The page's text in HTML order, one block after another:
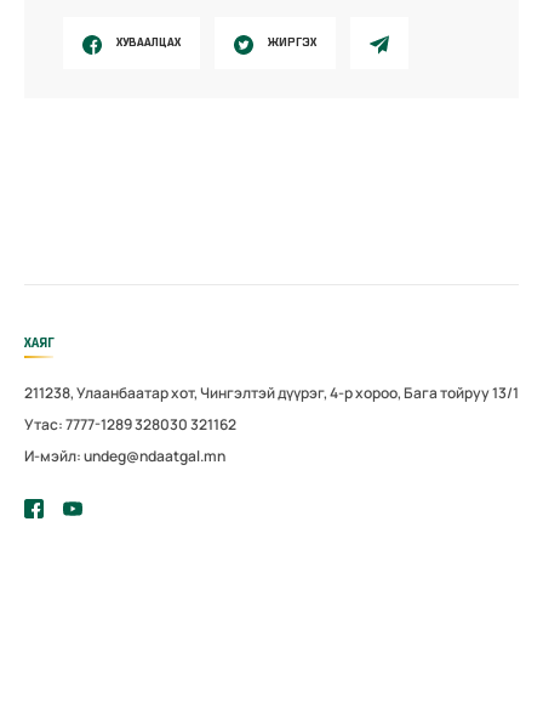
ХУВААЛЦАХ ЖИРГЭХ
ХАЯГ
211238, Улаанбаатар хот, Чингэлтэй дүүрэг, 4-р хороо, Бага тойруу 13/1
Утас: 7777-1289 328030 321162
И-мэйл: undeg@ndaatgal.mn